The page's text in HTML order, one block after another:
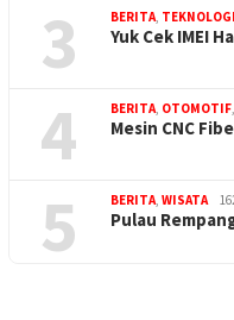
3 BERITA, TEKNOLOGI
Yuk Cek IMEI
4 BERITA, OTOMOTIF,
Mesin CNC
5 BERITA, WISATA
Pulau